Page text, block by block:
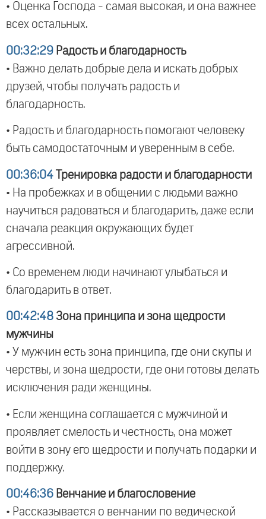
• Оценка Господа - самая высокая, и она важнее
всех остальных.
00:32:29 Радость и благодарность
• Важно делать добрые дела и искать добрых
друзей, чтобы получать радость и
благодарность.
• Радость и благодарность помогают человеку
быть самодостаточным и уверенным в себе.
00:36:04 Тренировка радости и благодарности
• На пробежках и в общении с людьми важно
научиться радоваться и благодарить, даже если
сначала реакция окружающих будет
агрессивной.
• Со временем люди начинают улыбаться и
благодарить в ответ.
00:42:48 Зона принципа и зона щедрости
мужчины
• У мужчин есть зона принципа, где они скупы и
черствы, и зона щедрости, где они готовы делать
исключения ради женщины.
• Если женщина соглашается с мужчиной и
проявляет смелость и честность, она может
войти в зону его щедрости и получать подарки и
поддержку.
00:46:36 Венчание и благословение
• Рассказывается о венчании по ведической